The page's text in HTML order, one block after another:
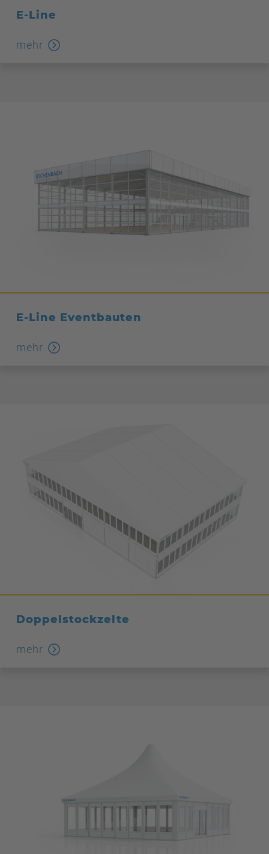
E-Line
mehr
E-Line Eventbauten
mehr
Doppelstockzelte
mehr